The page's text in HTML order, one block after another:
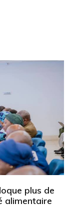
plus de
alimentaire